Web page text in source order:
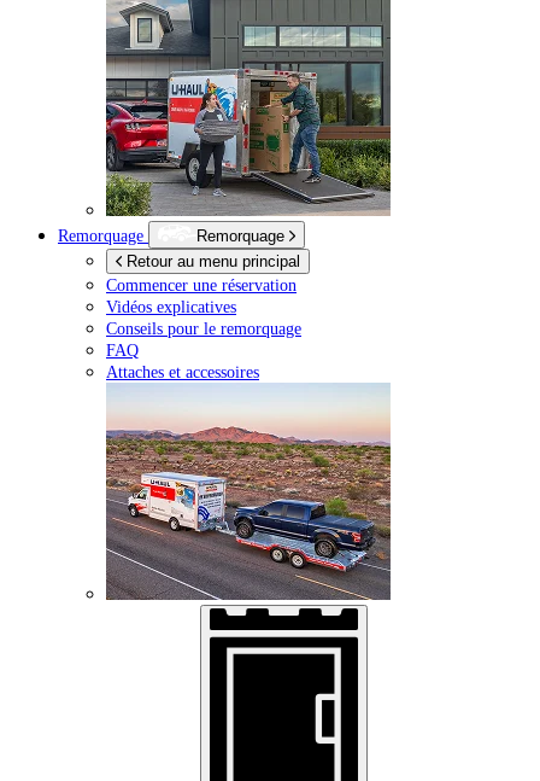
Remorquage
Remorquage
Retour au menu principal
Commencer une réservation
Vidéos explicatives
Conseils pour le remorquage
FAQ
Attaches et accessoires